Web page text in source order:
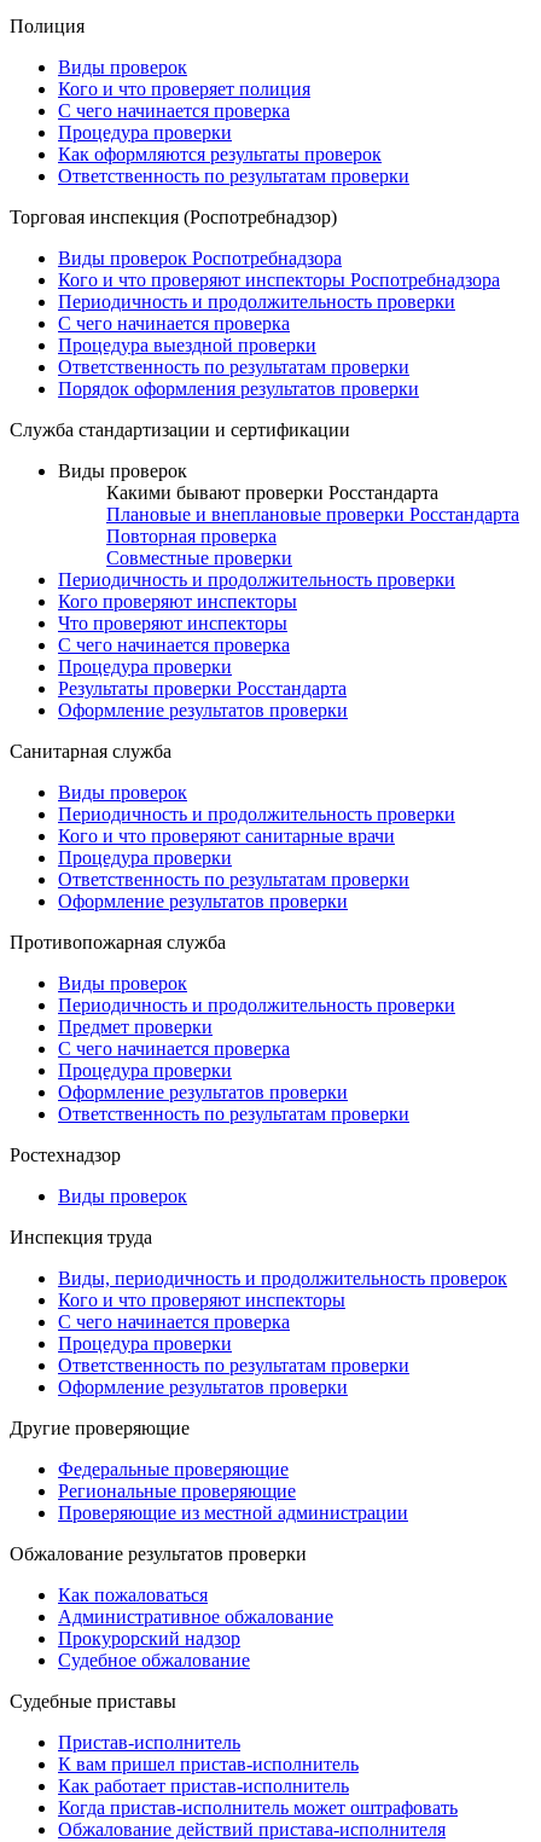
Полиция
Виды проверок
Кого и что проверяет полиция
С чего начинается проверка
Процедура проверки
Как оформляются результаты проверок
Ответственность по результатам проверки
Торговая инспекция (Роспотребнадзор)
Виды проверок Роспотребнадзора
Кого и что проверяют инспекторы Роспотребнадзора
Периодичность и продолжительность проверки
С чего начинается проверка
Процедура выездной проверки
Ответственность по результатам проверки
Порядок оформления результатов проверки
Служба стандартизации и сертификации
Виды проверок
Какими бывают проверки Росстандарта
Плановые и внеплановые проверки Росстандарта
Повторная проверка
Совместные проверки
Периодичность и продолжительность проверки
Кого проверяют инспекторы
Что проверяют инспекторы
С чего начинается проверка
Процедура проверки
Результаты проверки Росстандарта
Оформление результатов проверки
Санитарная служба
Виды проверок
Периодичность и продолжительность проверки
Кого и что проверяют санитарные врачи
Процедура проверки
Ответственность по результатам проверки
Оформление результатов проверки
Противопожарная служба
Виды проверок
Периодичность и продолжительность проверки
Предмет проверки
С чего начинается проверка
Процедура проверки
Оформление результатов проверки
Ответственность по результатам проверки
Ростехнадзор
Виды проверок
Инспекция труда
Виды, периодичность и продолжительность проверок
Кого и что проверяют инспекторы
С чего начинается проверка
Процедура проверки
Ответственность по результатам проверки
Оформление результатов проверки
Другие проверяющие
Федеральные проверяющие
Региональные проверяющие
Проверяющие из местной администрации
Обжалование результатов проверки
Как пожаловаться
Административное обжалование
Прокурорский надзор
Судебное обжалование
Судебные приставы
Пристав-исполнитель
К вам пришел пристав-исполнитель
Как работает пристав-исполнитель
Когда пристав-исполнитель может оштрафовать
Обжалование действий пристава-исполнителя